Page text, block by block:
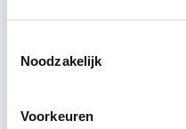
Noodzakelijk
Voorkeuren